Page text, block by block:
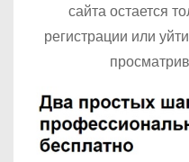
сайта остается
регистрации или